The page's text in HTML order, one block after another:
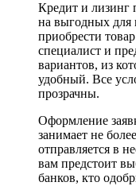
Кредит и лизинг
на выгодных для
приобрести
специалист и
вариантов, из
удобный. Все
прозрачны.
Оформление
занимает не
отправляется в
вам предстоит
банков, кто